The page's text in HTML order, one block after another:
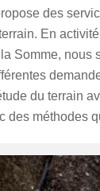
des
En
Somme, nous
du terrain
des méthodes